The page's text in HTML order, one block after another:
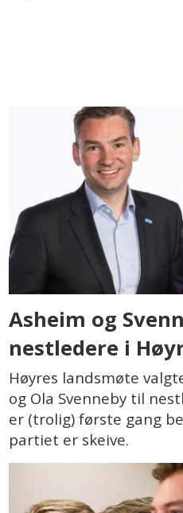
Asheim og
nestledere i
Høyres landsmøte
og Ola Svenneby til
er (trolig) første gang
partiet er skeive.